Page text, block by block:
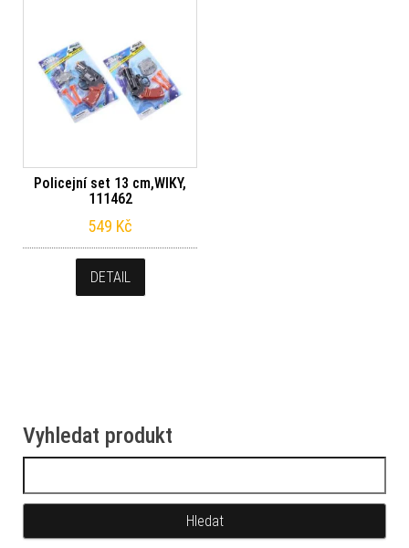
Policejní set 13 cm,WIKY,
111462
549 Kč
DETAIL
Vyhledat produkt